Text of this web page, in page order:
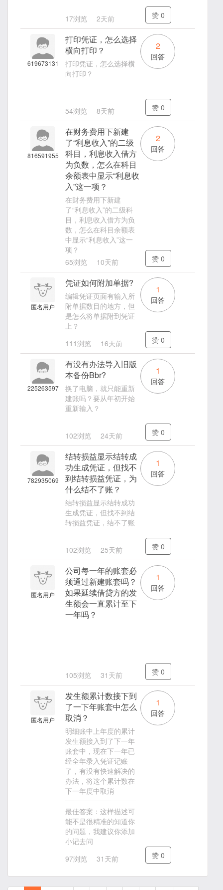
17浏览 2天前 赞 0
619673131
打印凭证，怎么选择
横向打印？
打印凭证，怎么选择横
向打印？
54浏览 8天前
2
回答
赞 0
816591955
在财务费用下新建
了“利息收入”的二级
科目，利息收入借方
为负数，怎么在科目
余额表中显示“利息收
入”这一项？
在财务费用下新建
了“利息收入”的二级科
目，利息收入借方为负
数，怎么在科目余额表
中显示“利息收入”这一
项？
65浏览
10天前
2
回答
赞 0
匿名用户
凭证如何附加单据?
编辑凭证页面有输入所
附单据数目的地方，但
是怎么将单据附到凭证
上？
111浏览
16天前
1
回答
赞 0
225263597
有没有办法导入旧版
本备份Bbr?
换了电脑，就只能重新
建账吗？要从年初开始
重新输入？
102浏览 24天前
1
回答
赞 0
782935069
结转损益显示结转成
功生成凭证，但找不
到结转损益凭证，为
什么结不了账？
结转损益显示结转成功
生成凭证，但找不到结
转损益凭证，结不了账
102浏览 25天前
1
回答
赞 0
匿名用户
公司每一年的账套必
须通过新建账套吗？
如果延续借贷方的发
生额会一直累计至下
一年吗？
105浏览 31天前
1
回答
赞 0
匿名用户
发生额累计数接下到
了一下年账套中怎么
取消？
明细账中上年度的累计
发生额接入到了下一年
账套中，现在下一年已
经全年录入凭证记账
了，有没有快速解决的
办法，将这个累计数在
下一年度中取消
最佳答案：这样描述可
能不是很精准的知道你
的问题，我建议你添加
小记去问
97浏览
31天前
1
回答
赞 0